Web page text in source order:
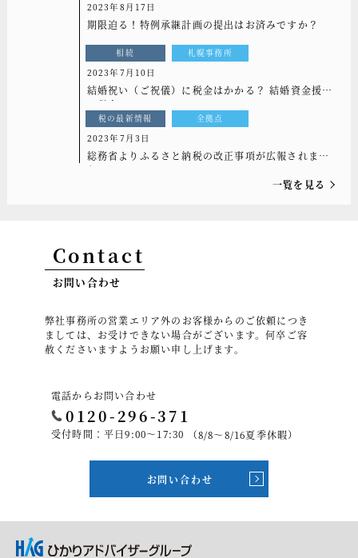
2023年8月17日
期限迫る！特例承継計画の提出はお済みですか？
相続 札幌事務所
2023年7月10日
結婚祝い（ご祝儀）に税金はかかる？ 結婚資金援助
に税金はかかる？
税の最新情報 全拠点
2023年7月3日
総務省よりふるさと納税の改正事項が広報されまし
た
一覧を見る
Contact
お問い合わせ
弊社事務所の営業エリア外のお客様からのご依頼につき
ましては、お受けできない場合がございます。何卒ご容
赦くださいますようお願い申し上げます。
電話からお問い合わせ
0120-296-371
受付時間：平日9:00～17:30 （8/8～8/16夏季休暇）
お問い合わせ